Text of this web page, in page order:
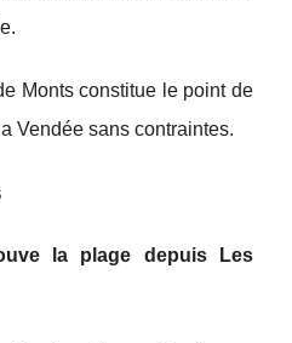
Monts constitue le point de
Vendée sans contraintes.
la plage depuis Les